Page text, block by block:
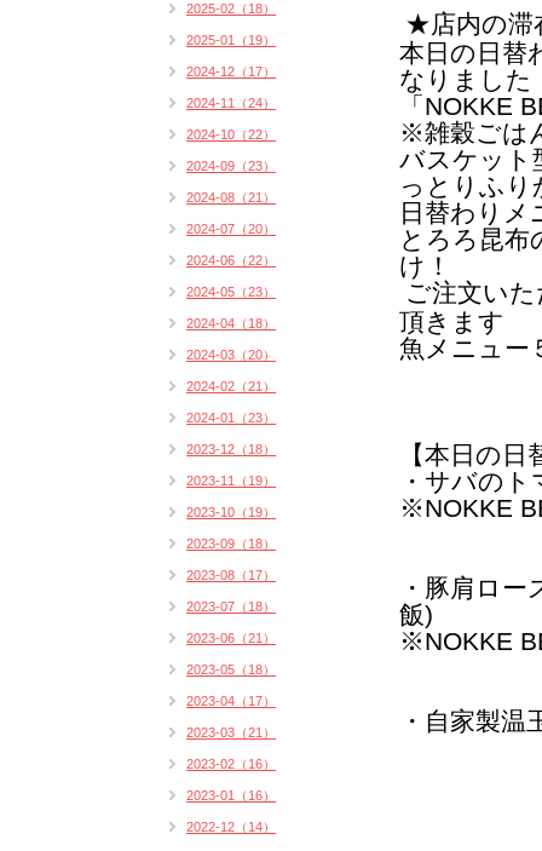
★店内の滞
本日の日替
なりました
「NOKKE
※雑穀ごは
バスケット
っとりふり
日替わりメ
とろろ昆布
け！
ご注文い
頂きます
魚メニュー
【本日の
・サバのト
※NOKKE
・豚肩ロ
飯)
※NOKKE
・自家製
2025-02（18）
2025-01（19）
2024-12（17）
2024-11（24）
2024-10（22）
2024-09（23）
2024-08（21）
2024-07（20）
2024-06（22）
2024-05（23）
2024-04（18）
2024-03（20）
2024-02（21）
2024-01（23）
2023-12（18）
2023-11（19）
2023-10（19）
2023-09（18）
2023-08（17）
2023-07（18）
2023-06（21）
2023-05（18）
2023-04（17）
2023-03（21）
2023-02（16）
2023-01（16）
2022-12（14）